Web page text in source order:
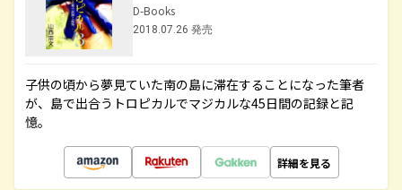
D-Books
2018.07.26 発売
子供の頃から夢見ていた南の島に滞在することになった筆者
が、島で出合うトロピカルでマジカルな45日間の記録と記
憶。
詳細を見る